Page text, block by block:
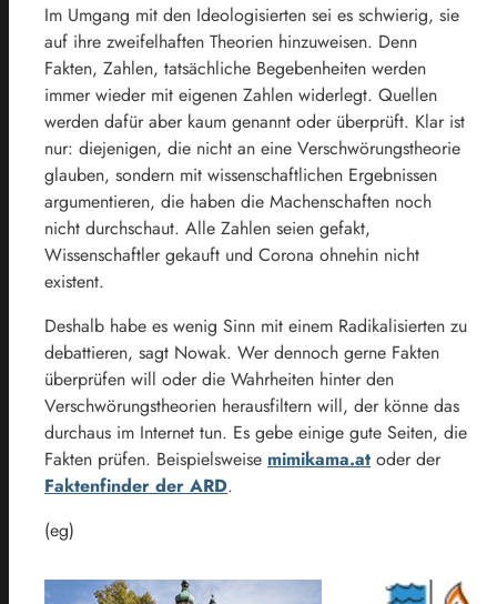
Im Umgang mit den Ideologisierten sei es schwierig, sie
auf ihre zweifelhaften Theorien hinzuweisen. Denn
Fakten, Zahlen, tatsächliche Begebenheiten werden
immer wieder mit eigenen Zahlen widerlegt. Quellen
werden dafür aber kaum genannt oder überprüft. Klar ist
nur: diejenigen, die nicht an eine Verschwörungstheorie
glauben, sondern mit wissenschaftlichen Ergebnissen
argumentieren, die haben die Machenschaften noch
nicht durchschaut. Alle Zahlen seien gefakt,
Wissenschaftler gekauft und Corona ohnehin nicht
existent.
Deshalb habe es wenig Sinn mit einem Radikalisierten zu
debattieren, sagt Nowak. Wer dennoch gerne Fakten
überprüfen will oder die Wahrheiten hinter den
Verschwörungstheorien herausfiltern will, der könne das
durchaus im Internet tun. Es gebe einige gute Seiten, die
Fakten prüfen. Beispielsweise mimikama.at oder der
Faktenfinder der ARD.
(eg)